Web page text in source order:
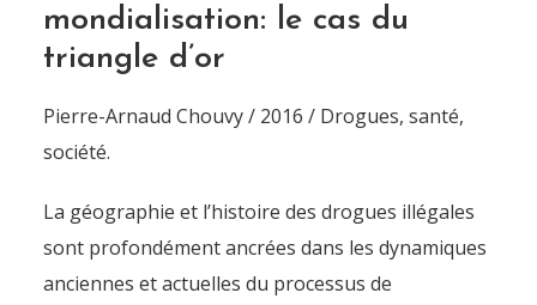
mondialisation: le cas du
triangle d’or
Pierre-Arnaud Chouvy / 2016 / Drogues, santé,
société.
La géographie et l’histoire des drogues illégales
sont profondément ancrées dans les dynamiques
anciennes et actuelles du processus de